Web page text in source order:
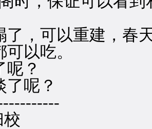
可以重建，春天
以吃。
？
呢？